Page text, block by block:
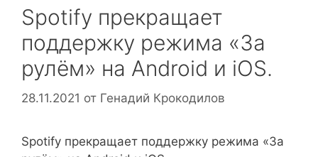
Spotify прекращает
поддержку режима «За
рулём» на Android и iOS.
28.11.2021 от Генадий Крокодилов
Spotify прекращает поддержку режима «За